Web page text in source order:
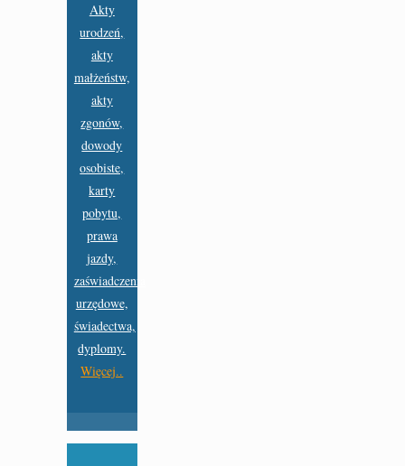
Akty
urodzeń,
akty
małżeństw,
akty
zgonów,
dowody
osobiste,
karty
pobytu,
prawa
jazdy,
zaświadczenia
urzędowe,
świadectwa,
dyplomy.
Więcej..